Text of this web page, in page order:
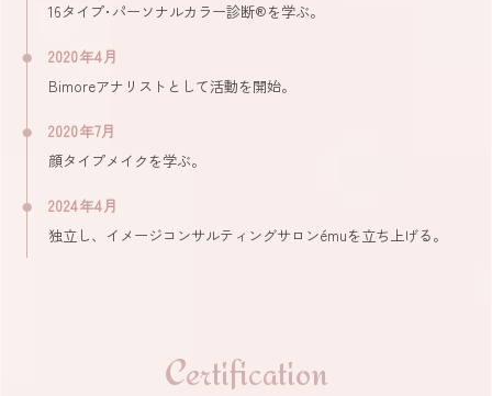
16タイプ･パーソナルカラー診断®を学ぶ。
2020年4月
Bimoreアナリストとして活動を開始。
2020年7月
顔タイプメイクを学ぶ。
2024年4月
独立し、イメージコンサルティングサロンémuを立ち上げる。
Certification